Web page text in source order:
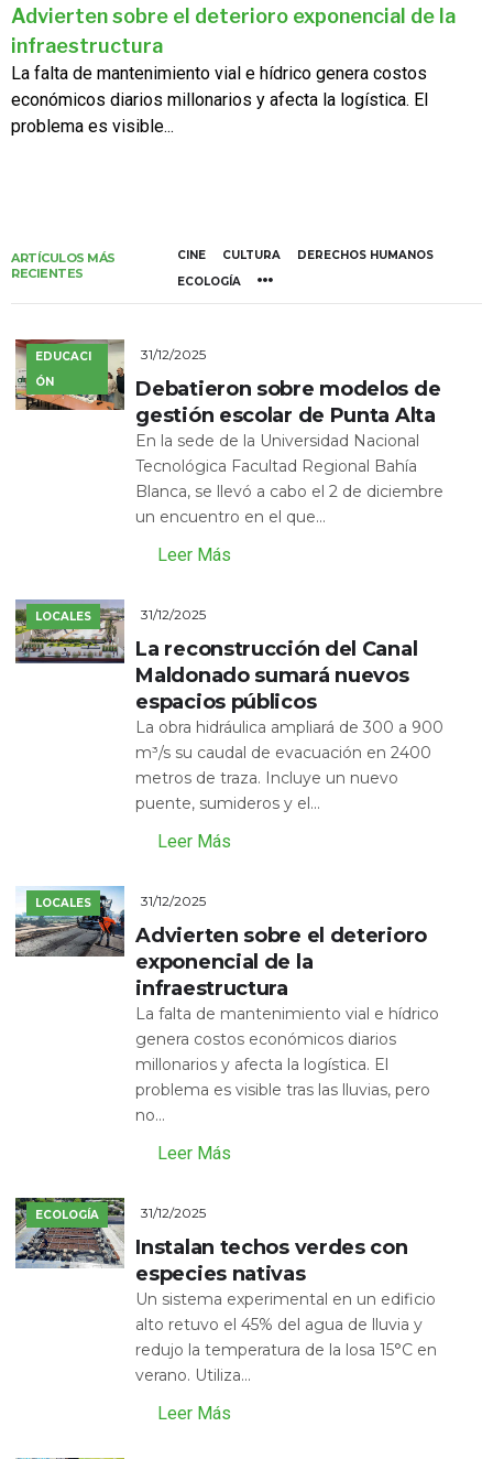
Advierten sobre el deterioro exponencial de la
infraestructura
La falta de mantenimiento vial e hídrico genera costos
económicos diarios millonarios y afecta la logística. El
problema es visible...
ARTÍCULOS MÁS
RECIENTES
CINE CULTURA
DERECHOS HUMANOS
ECOLOGÍA
EDUCACI
ÓN
31/12/2025
Debatieron sobre modelos de
gestión escolar de Punta Alta
En la sede de la Universidad Nacional
Tecnológica Facultad Regional Bahía
Blanca, se llevó a cabo el 2 de diciembre
un encuentro en el que...
Leer Más
LOCALES 31/12/2025
La reconstrucción del Canal
Maldonado sumará nuevos
espacios públicos
La obra hidráulica ampliará de 300 a 900
m³/s su caudal de evacuación en 2400
metros de traza. Incluye un nuevo
puente, sumideros y el...
Leer Más
LOCALES 31/12/2025
Advierten sobre el deterioro
exponencial de la
infraestructura
La falta de mantenimiento vial e hídrico
genera costos económicos diarios
millonarios y afecta la logística. El
problema es visible tras las lluvias, pero
no...
Leer Más
ECOLOGÍA 31/12/2025
Instalan techos verdes con
especies nativas
Un sistema experimental en un edificio
alto retuvo el 45% del agua de lluvia y
redujo la temperatura de la losa 15°C en
verano. Utiliza...
Leer Más